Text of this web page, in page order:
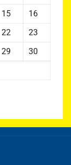
15
16
22
23
29
30